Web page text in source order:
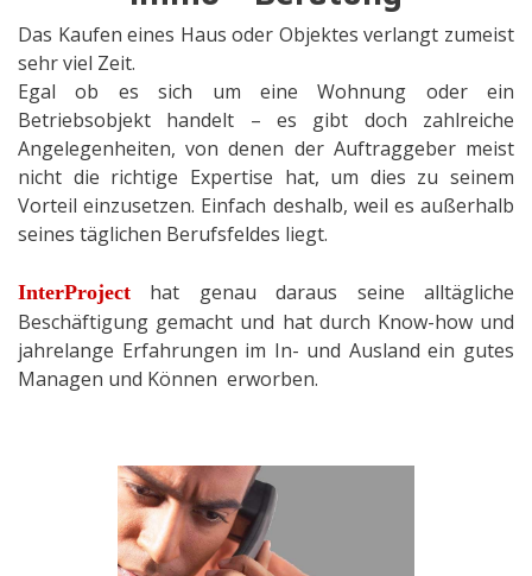
Das Kaufen eines Haus oder Objektes verlangt zumeist
sehr viel Zeit.
Egal ob es sich um eine Wohnung oder ein
Betriebsobjekt handelt – es gibt doch zahlreiche
Angelegenheiten, von denen der Auftraggeber meist
nicht die richtige Expertise hat, um dies zu seinem
Vorteil einzusetzen. Einfach deshalb, weil es außerhalb
seines täglichen Berufsfeldes liegt.
InterProject hat genau daraus seine alltägliche
Beschäftigung gemacht und hat durch Know-how und
jahrelange Erfahrungen im In- und Ausland ein gutes
Managen und Können erworben.